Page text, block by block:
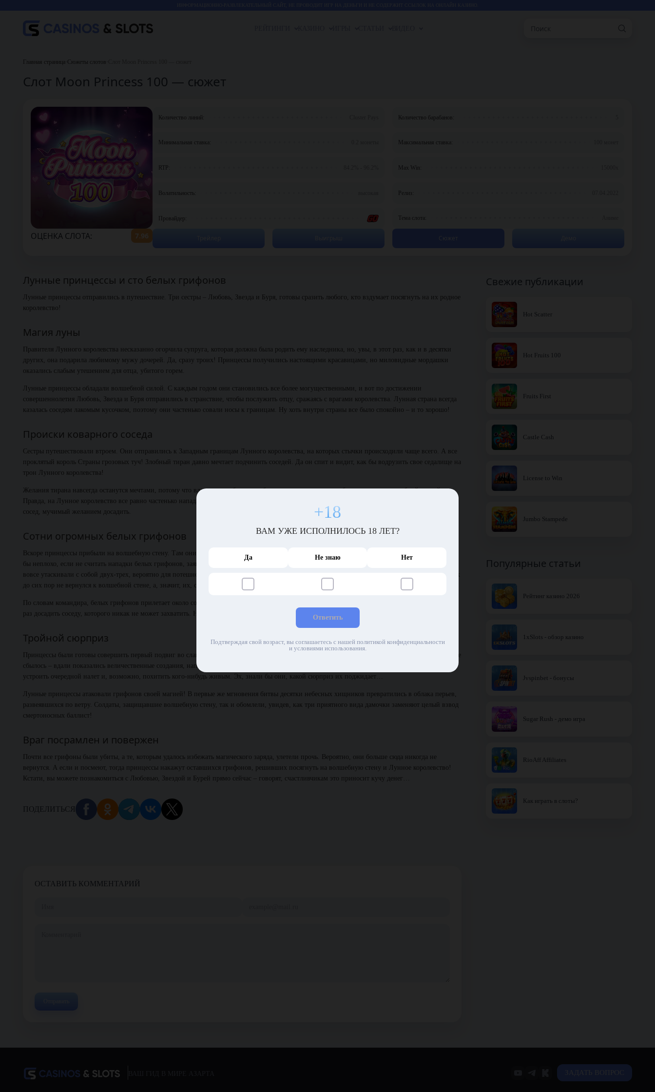
Главная страница Сюжеты слотов
Слот Moon Princess 100 — сюжет
ОЦЕНКА СЛОТА: 7.96
Количество линий: Количество барабанов:
Минимальная ставка: Максимальная ставка:
RTP: Max Win:
Волатильность: Релиз:
Провайдер: Тема слота:
Сюжет
Лунные принцессы и сто белых грифонов
Лунные принцессы отправились в путешествие. Три сестры – Любовь, Звезда и Буря, готовы сразить любого, кто вздумает посягнуть на их родное
королевство!
Магия луны
Правителя Лунного королевства несказанно огорчила супруга, которая должна была родить ему наследника, но, увы, в этот раз, как и в десятки
других, она подарила любимому мужу дочерей. Да, сразу троих! Принцессы получились настоящими красавицами, но миловидные мордашки
оказались слабым утешением для отца, убитого горем.
Лунные принцессы обладали волшебной силой. С каждым годом они становились все более могущественными, и вот по достижении
совершеннолетия Любовь, Звезда и Буря отправились в странствие, чтобы послужить отцу, сражаясь с врагами королевства. Лунная страна всегда
казалась соседям лакомым кусочком, поэтому они частенько совали носы к границам. Ну хоть внутри страны все было спокойно – и то хорошо!
Происки коварного соседа
Сестры путешествовали втроем. Они отправились к Западным границам Лунного королевства, на которых стычки происходили чаще всего. А все
проклятый король Страны грозовых туч! Злобный тиран давно мечтает подчинить соседей. Да он спит и видит, как бы водрузить свое седалище на
трон Лунного королевства!
Желания тирана навсегда останутся мечтами, потому что владыка позаботился о безопасности, окружив любимую страну волшебной стеной.
Правда, на Лунное королевство все равно частенько нападают разные чудовища – одни приходят сами по себе, других же подсылает неугомонный
сосед, мучимый желанием досадить.
Сотни огромных белых грифонов
Вскоре принцессы прибыли на волшебную стену. Там они встретились с командиром лунных войск, который рассказал им, как идут дела – вроде
бы неплохо, если не считать нападки белых грифонов, заявлявшихся едва ли не каждый день. Огромные хищники нападали на солдат, а иногда и
вовсе утаскивали с собой двух-трех, вероятно для потешной расправы на глазах у остальных сородичей. В любом случае никто из этих несчастных
до сих пор не вернулся к волшебной стене, а, значит, их, скорее всего, уже нет в живых.
По словам командира, белых грифонов прилетает около сотни. Он считал, что этих тварей создал король Страны грозовых туч, желая в очередной
раз досадить соседу, которого никак не может захватить. Но, на самом деле, это не так уж и важно, главное – уничтожить врага!
Тройной сюрприз
Принцессы были готовы совершить первый подвиг во славу Лунного короля. Они надеялись поскорее увидеть стаю грифонов и вскоре их желание
сбылось – вдали показались величественные создания, напоминающие огромных птиц. Небесные хищники летели к волшебной стене, собираясь
устроить очередной налет и, возможно, похитить кого-нибудь живым. Эх, знали бы они, какой сюрприз их поджидает…
Лунные принцессы атаковали грифонов своей магией! В первые же мгновения битвы десятки небесных хищников превратились в облака перьев,
развеявшихся по ветру. Солдаты, защищавшие волшебную стену, так и обомлели, увидев, как три приятного вида дамочки заменяют целый взвод
смертоносных баллист!
Враг посрамлен и повержен
Почти все грифоны были убиты, а те, которым удалось избежать магического заряда, улетели прочь. Вероятно, они больше сюда никогда не
вернутся. А если и посмеют, тогда принцессы накажут оставшихся грифонов, решивших посягнуть на волшебную стену и Лунное королевство!
Кстати, вы можете познакомиться с Любовью, Звездой и Бурей прямо сейчас – говорят, счастливчикам это приносит кучу денег…
ПОДЕЛИТЬСЯ
ОСТАВИТЬ КОММЕНТАРИЙ
Свежие публикации
Hot Scatter
Hot Fruits 100
Fruits First
Castle Cash
License to Win
Jumbo Stampede
Популярные статьи
Рейтинг казино 2026
1xSlots - обзор казино
Jvspinbet - бонусы
Sugar Rush - демо игра
RioAff Affiliates
Как играть в слоты?
ЗАДАТЬ ВОПРОС
+18
ВАМ УЖЕ ИСПОЛНИЛОСЬ 18 ЛЕТ?
Да Не знаю Нет
Ответить
Подтверждая свой возраст, вы соглашаетесь с нашей политикой конфиденциальности
и условиями использования.